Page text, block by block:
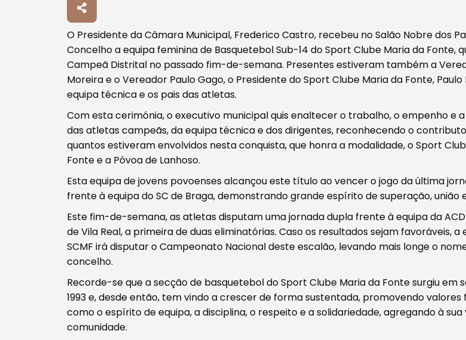
Procurar
Tipo de conteúdo
O Presidente da Câmara Municipal, Frederico Castro, recebeu no Salão Nobre dos
Concelho a equipa feminina de Basquetebol Sub-14 do Sport Clube Maria da Fonte,
Campeã Distrital no passado fim-de-semana. Presentes estiveram também a
Moreira e o Vereador Paulo Gago, o Presidente do Sport Clube Maria da Fonte, Paulo
equipa técnica e os pais das atletas.
Com esta cerimónia, o executivo municipal quis enaltecer o trabalho, o empenho e
das atletas campeãs, da equipa técnica e dos dirigentes, reconhecendo o
quantos estiveram envolvidos nesta conquista, que honra a modalidade, o Sport
Fonte e a Póvoa de Lanhoso.
Esta equipa de jovens povoenses alcançou este título ao vencer o jogo da última
frente à equipa do SC de Braga, demonstrando grande espírito de superação, união
Este fim-de-semana, as atletas disputam uma jornada dupla frente à equipa da
de Vila Real, a primeira de duas eliminatórias. Caso os resultados sejam favoráveis, a
SCMF irá disputar o Campeonato Nacional deste escalão, levando mais longe o
concelho.
Recorde-se que a secção de basquetebol do Sport Clube Maria da Fonte surgiu em
1993 e, desde então, tem vindo a crescer de forma sustentada, promovendo
como o espírito de equipa, a disciplina, o respeito e a solidariedade, agregando à
comunidade.